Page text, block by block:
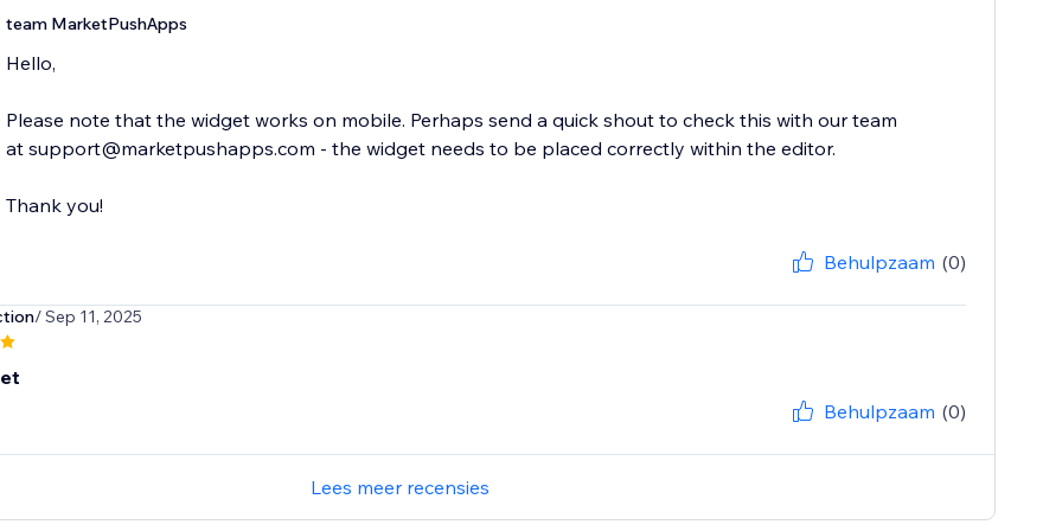
team MarketPushApps
Hello,
Please note that the widget works on mobile. Perhaps send a quick shout to check this with our team
at support@marketpushapps.com - the widget needs to be placed correctly within the editor.
Thank you!
Behulpzaam (0)
/ Sep 11, 2025
Behulpzaam (0)
Lees meer recensies